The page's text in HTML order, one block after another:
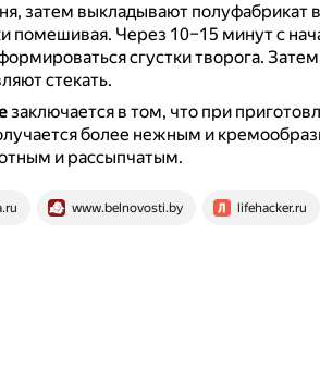
затем выкладывают полуфабрикат
помешивая. Через 10–15 минут с
сгустки творога.
стекать.
заключается в том, что при
более нежным и
и рассыпчатым.
www.belnovosti.by lifehacker.ru